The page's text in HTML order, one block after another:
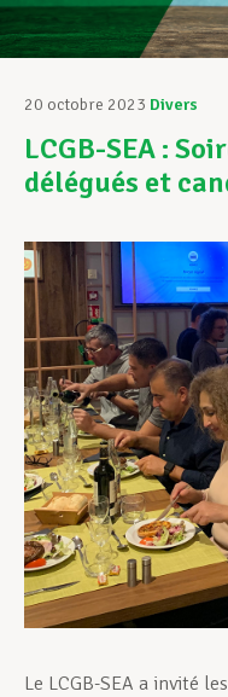
Assistance au
Vos droits
Assistance en
Devenir
Actualités
20 octobre 2023 Divers
LCGB-SEA :
délégués et
Le LCGB-SEA a invité